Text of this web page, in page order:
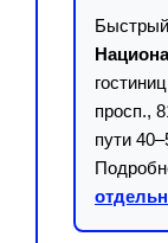
просп.,
пути